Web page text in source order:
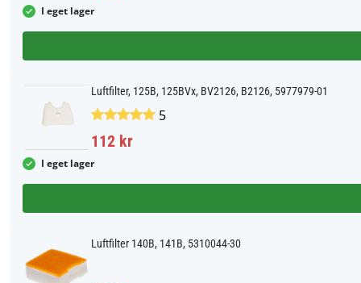
I eget lager
Luftfilter, 125B, 125BVx, BV2126, B2126, 5977979-01
5
112 kr
I eget lager
Luftfilter 140B, 141B, 5310044-30